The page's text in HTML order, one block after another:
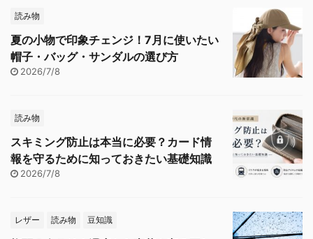
読み物
夏の小物で印象チェンジ！7月に使いたい
帽子・バッグ・サンダルの選び方
2026/7/8
読み物
スキミング防止は本当に必要？カード情
報を守るために知っておきたい基礎知識
2026/7/8
レザー 読み物 豆知識